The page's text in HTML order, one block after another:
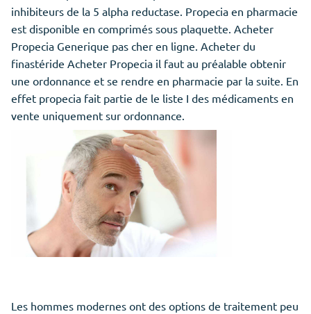
inhibiteurs de la 5 alpha reductase. Propecia en pharmacie
est disponible en comprimés sous plaquette. Acheter
Propecia Generique pas cher en ligne. Acheter du
finastéride Acheter Propecia il faut au préalable obtenir
une ordonnance et se rendre en pharmacie par la suite. En
effet propecia fait partie de le liste I des médicaments en
vente uniquement sur ordonnance.
Les hommes modernes ont des options de traitement peu